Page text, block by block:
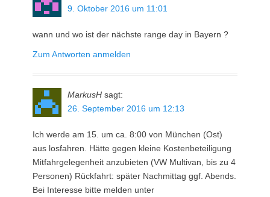
9. Oktober 2016 um 11:01
wann und wo ist der nächste range day in Bayern ?
Zum Antworten anmelden
MarkusH sagt:
26. September 2016 um 12:13
Ich werde am 15. um ca. 8:00 von München (Ost)
aus losfahren. Hätte gegen kleine Kostenbeteiligung
Mitfahrgelegenheit anzubieten (VW Multivan, bis zu 4
Personen) Rückfahrt: später Nachmittag ggf. Abends.
Bei Interesse bitte melden unter